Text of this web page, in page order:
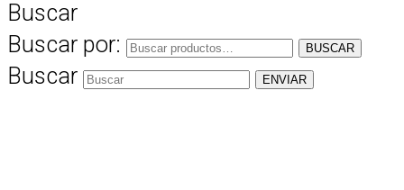
Buscar
Buscar por:
BUSCAR
Buscar ENVIAR